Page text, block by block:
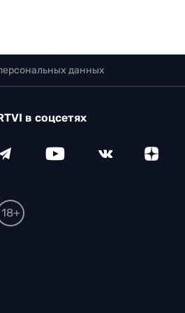
данных
в соцсетях
18+